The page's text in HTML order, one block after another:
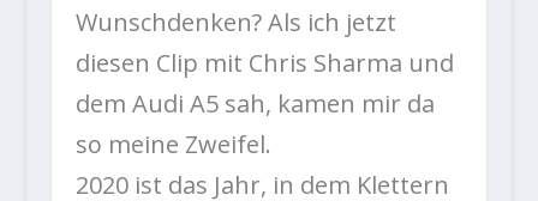
Wunschdenken? Als ich jetzt
diesen Clip mit Chris Sharma und
dem Audi A5 sah, kamen mir da
so meine Zweifel.
2020 ist das Jahr, in dem Klettern